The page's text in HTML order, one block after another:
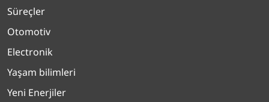
Süreçler
Otomotiv
Electronik
Yaşam bilimleri
Yeni Enerjiler